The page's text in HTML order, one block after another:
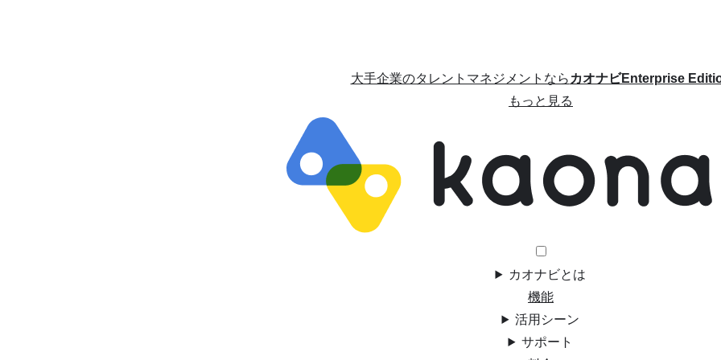
大手企業のタレントマネジメントならカオナビEnterprise
もっと見る
カオナビとは
機能
活用シーン
サポート